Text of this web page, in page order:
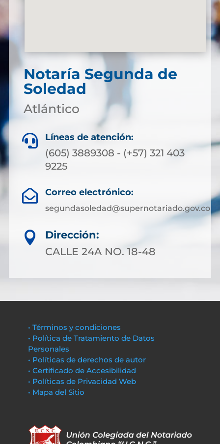
Notaría Segunda de
Soledad
Atlántico
 Líneas de atención:
(605) 3889308 - (+57) 321 403
9225
 Correo electrónico:
segundasoledad@supernotariado.gov.co

Dirección:
CALLE 24A NO. 18-48
• Términos y condiciones
• Política de Tratamiento de Datos
Personales
• Políticas de derechos de autor
• Certificado de Accesibilidad
• Políticas de Privacidad Web
• Mapa del Sitio